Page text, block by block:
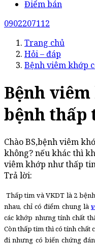
Điểm bán
0902207112
Trang chủ
Hỏi – đáp
Bệnh viêm khớp
Bệnh
bệnh thấp
Chào BS,bệnh viêm
không? nếu khác thì
viêm khớp như thấp
Trả lời:
Thấp tim và VKDT là 2
nhau, chỉ có điểm chung là
các khớp nhưng tính chất
Còn thấp tim thì có tính chất
đi nhưng có biến chứng